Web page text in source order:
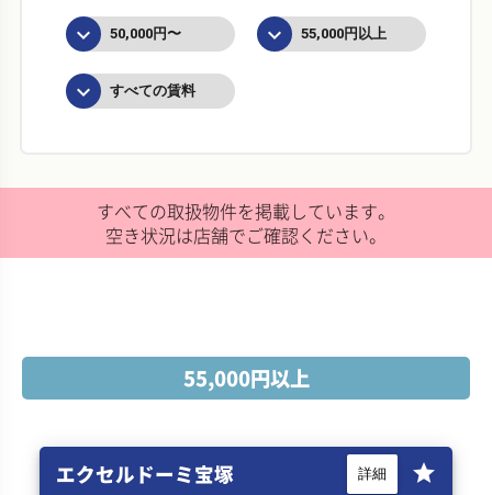
keyboard_arrow_down 50,000円〜 keyboard_arrow_down 55,000円以上
keyboard_arrow_down すべての賃料
すべての取扱物件を掲載しています。
空き状況は店舗でご確認ください。
55,000円以上
エクセルドーミ宝塚 star
詳細